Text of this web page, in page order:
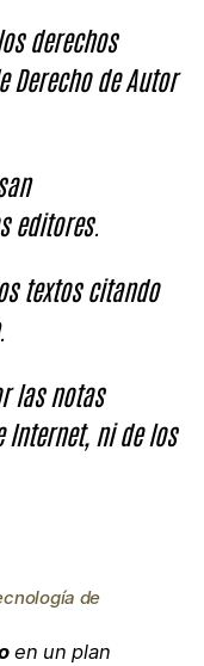
derechos
Derecho de Autor
editores.
textos citando
.
las notas
ni de los
de
en un plan